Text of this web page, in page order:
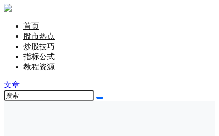
首页
股市热点
炒股技巧
指标公式
教程资源
文章